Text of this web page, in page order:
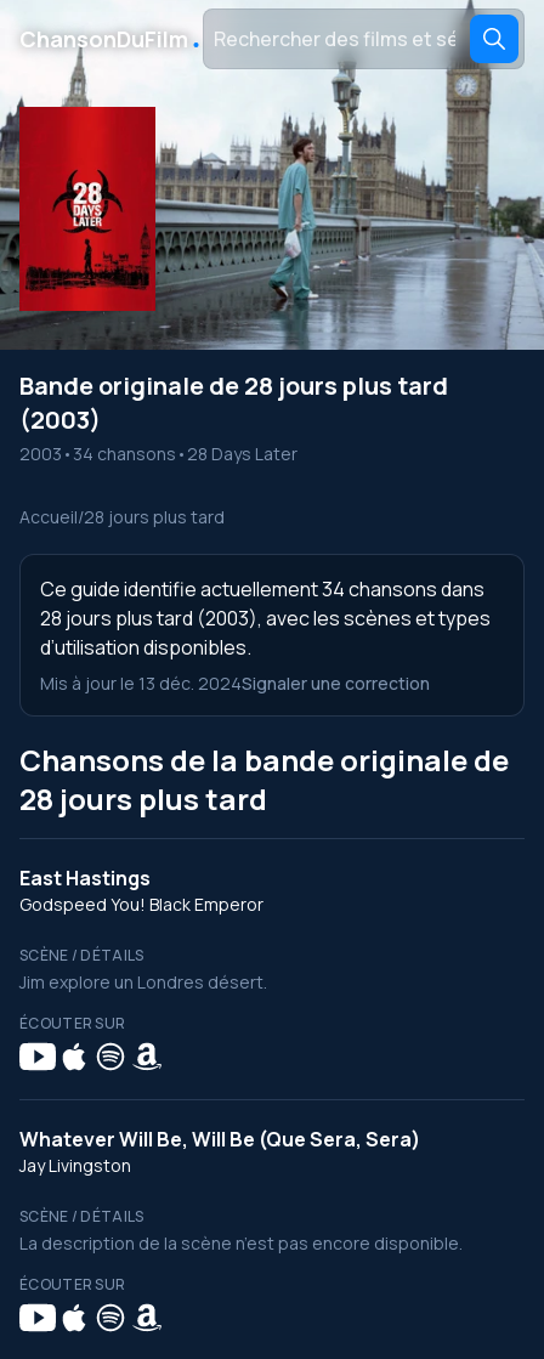
ChansonDuFilm․
Bande originale de 28 jours plus tard
(2003)
2003 • 34 chansons • 28 Days Later
Accueil/28 jours plus tard
Ce guide identifie actuellement 34 chansons dans
28 jours plus tard (2003), avec les scènes et types
d’utilisation disponibles.
Mis à jour le 13 déc. 2024Signaler une correction
Chansons de la bande originale de
28 jours plus tard
East Hastings
Godspeed You! Black Emperor
SCÈNE / DÉTAILS
Jim explore un Londres désert.
ÉCOUTER SUR
Whatever Will Be, Will Be (Que Sera, Sera)
Jay Livingston
SCÈNE / DÉTAILS
La description de la scène n’est pas encore disponible.
ÉCOUTER SUR